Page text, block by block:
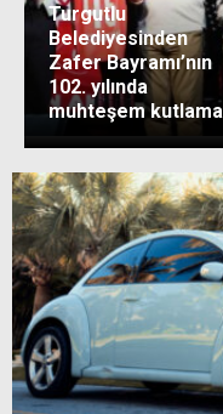
Turgutlu
Belediyesinden
Zafer Bayramı’nın
102. yılında
muhteşem kutlama